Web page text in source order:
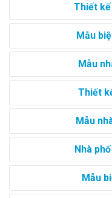
Thiết kế
Mẫu
Mẫu
Thiết
Mẫu
Nhà
Mẫu